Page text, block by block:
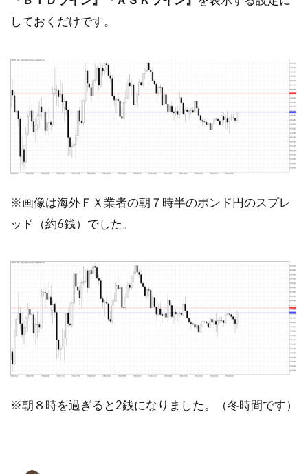
しておくだけです。
※画像は海外ＦＸ業者の朝７時半のポンド円のスプレ
ッド（約6銭）でした。
※朝８時を過ぎると2銭になりました。（冬時間です）